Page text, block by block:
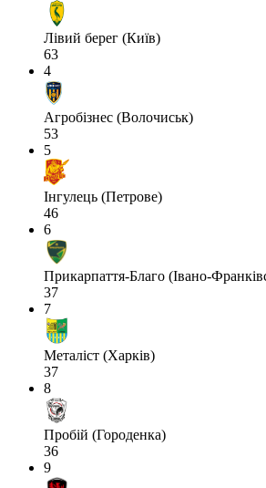
Лівий берег (Київ)
63
4
Агробізнес (Волочиськ)
53
5
Інгулець (Петрове)
46
6
Прикарпаття-Благо (Івано-
37
7
Металіст (Харків)
37
8
Пробій (Городенка)
36
9